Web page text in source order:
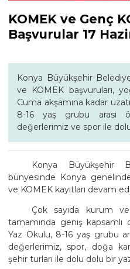
KOMEK ve Genç
Başvurular 17
Konya Büyükşehir
ve KOMEK başvuruları,
Cuma akşamına kadar
8-16 yaş grubu arası
değerlerimiz ve spor ile
Konya Büyükşehir
bünyesinde Konya
ve KOMEK kayıtları devam
Çok sayıda kurum
tamamında geniş kapsamlı
Yaz Okulu, 8-16 yaş grubu
değerlerimiz, spor, doğa
şehir turları ile dolu dolu bir